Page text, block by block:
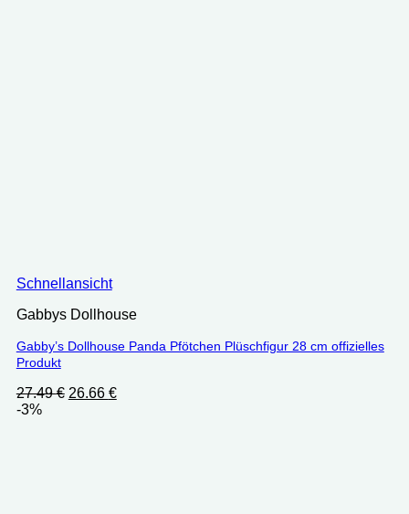
Schnellansicht
Gabbys Dollhouse
Gabby’s Dollhouse Panda Pfötchen Plüschfigur 28 cm offizielles
Produkt
27.49€ Ursprünglicher
26.66 €Aktueller
-3%